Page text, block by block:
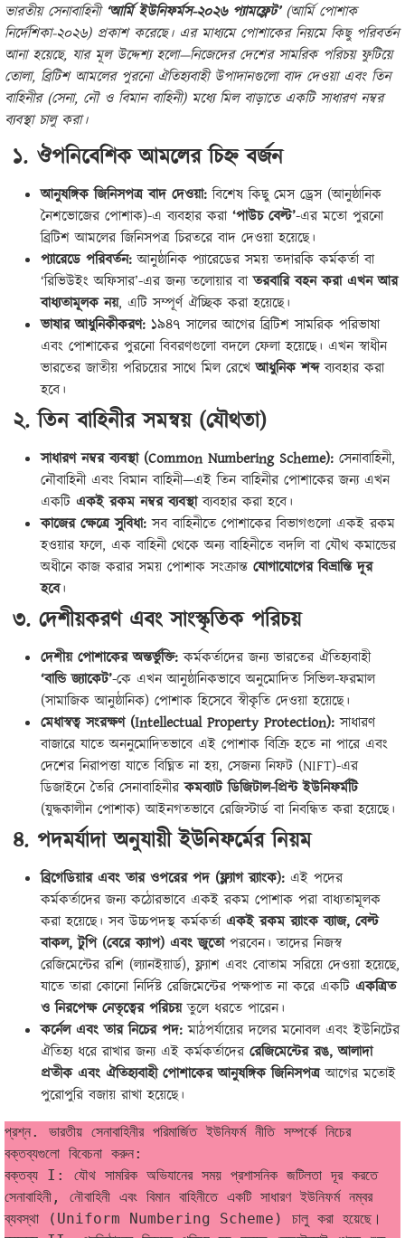
ভারতীয় সেনাবাহিনী ‘আর্মি ইউনিফর্মস-২০২৬ প্যামফ্লেট’(আর্মি পোশাক
নির্দেশিকা-২০২৬) প্রকাশ করেছে। এর মাধ্যমে পোশাকের নিয়মে কিছু পরিবর্তন
আনা হয়েছে, যার মূল উদ্দেশ্য হলো—নিজেদের দেশের সামরিক পরিচয় ফুটিয়ে
তোলা, ব্রিটিশ আমলের পুরনো ঐতিহ্যবাহী উপাদানগুলো বাদ দেওয়া এবং তিন
বাহিনীর (সেনা, নৌ ও বিমান বাহিনী) মধ্যে মিল বাড়াতে একটি সাধারণ নম্বর
ব্যবস্থা চালু করা।
১. ঔপনিবেশিক আমলের চিহ্ন বর্জন
আনুষঙ্গিক জিনিসপত্র বাদ দেওয়া: বিশেষ কিছু মেস ড্রেস (আনুষ্ঠানিক
নৈশভোজের পোশাক)-এ ব্যবহার করা ‘পাউচ বেল্ট’-এর মতো পুরনো
ব্রিটিশ আমলের জিনিসপত্র চিরতরে বাদ দেওয়া হয়েছে।
প্যারেডে পরিবর্তন: আনুষ্ঠানিক প্যারেডের সময় তদারকি কর্মকর্তা বা
‘রিভিউইং অফিসার’-এর জন্য তলোয়ার বাতরবারি বহন করা এখন আর
বাধ্যতামূলক নয়, এটি সম্পূর্ণ ঐচ্ছিক করা হয়েছে।
ভাষার আধুনিকীকরণ: ১৯৪৭ সালের আগের ব্রিটিশ সামরিক পরিভাষা
এবং পোশাকের পুরনো বিবরণগুলো বদলে ফেলা হয়েছে। এখন স্বাধীন
ভারতের জাতীয় পরিচয়ের সাথে মিল রেখেআধুনিক শব্দব্যবহার করা
হবে।
২. তিন বাহিনীর সমন্বয় (যৌথতা)
সাধারণ নম্বর ব্যবস্থা (Common Numbering Scheme): সেনাবাহিনী,
নৌবাহিনী এবং বিমান বাহিনী—এই তিন বাহিনীর পোশাকের জন্য এখন
একটি একই রকম নম্বর ব্যবস্থাব্যবহার করা হবে।
কাজের ক্ষেত্রে সুবিধা: সব বাহিনীতে পোশাকের বিভাগগুলো একই রকম
হওয়ার ফলে, এক বাহিনী থেকে অন্য বাহিনীতে বদলি বা যৌথ কমান্ডের
অধীনে কাজ করার সময় পোশাক সংক্রান্ত যোগাযোগের বিভ্রান্তি দূর
হবে।
৩. দেশীয়করণ এবং সাংস্কৃতিক পরিচয়
দেশীয় পোশাকের অন্তর্ভুক্তি: কর্মকর্তাদের জন্য ভারতের ঐতিহ্যবাহী
‘বান্ডি জ্যাকেট’-কে এখন আনুষ্ঠানিকভাবে অনুমোদিত সিভিল-ফরমাল
(সামাজিক আনুষ্ঠানিক) পোশাক হিসেবে স্বীকৃতি দেওয়া হয়েছে।
মেধাস্বত্ব সংরক্ষণ (Intellectual Property Protection): সাধারণ
বাজারে যাতে অননুমোদিতভাবে এই পোশাক বিক্রি হতে না পারে এবং
দেশের নিরাপত্তা যাতে বিঘ্নিত না হয়, সেজন্য নিফট (NIFT)-এর
ডিজাইনে তৈরি সেনাবাহিনীরকমব্যাট ডিজিটাল-প্রিন্ট ইউনিফর্মটি
(যুদ্ধকালীন পোশাক) আইনগতভাবে রেজিস্টার্ড বা নিবন্ধিত করা হয়েছে।
৪. পদমর্যাদা অনুযায়ী ইউনিফর্মের নিয়ম
ব্রিগেডিয়ার এবং তার ওপরের পদ (ফ্ল্যাগ র‍্যাংক): এই পদের
কর্মকর্তাদের জন্য কঠোরভাবে একই রকম পোশাক পরা বাধ্যতামূলক
করা হয়েছে। সব উচ্চপদস্থ কর্মকর্তা একই রকম র‍্যাংক ব্যাজ, বেল্ট
বাকল, টুপি (বেরে ক্যাপ) এবং জুতোপরবেন। তাদের নিজস্ব
রেজিমেন্টের রশি (ল্যানইয়ার্ড), ফ্ল্যাশ এবং বোতাম সরিয়ে দেওয়া হয়েছে,
যাতে তারা কোনো নির্দিষ্ট রেজিমেন্টের পক্ষপাত না করে একটি একত্রিত
ও নিরপেক্ষ নেতৃত্বের পরিচয়তুলে ধরতে পারেন।
কর্নেল এবং তার নিচের পদ: মাঠপর্যায়ের দলের মনোবল এবং ইউনিটের
ঐতিহ্য ধরে রাখার জন্য এই কর্মকর্তাদের রেজিমেন্টের রঙ, আলাদা
প্রতীক এবং ঐতিহ্যবাহী পোশাকের আনুষঙ্গিক জিনিসপত্রআগের মতোই
পুরোপুরি বজায় রাখা হয়েছে।
প্রশ্ন. ভারতীয় সেনাবাহিনীর পরিমার্জিত ইউনিফর্ম নীতি সম্পর্কে নিচের
বক্তব্যগুলো বিবেচনা করুন:
বক্তব্য I: যৌথ সামরিক অভিযানের সময় প্রশাসনিক জটিলতা দূর করতে
সেনাবাহিনী, নৌবাহিনী এবং বিমান বাহিনীতে একটি সাধারণ ইউনিফর্ম নম্বর
ব্যবস্থা (Uniform Numbering Scheme) চালু করা হয়েছে।